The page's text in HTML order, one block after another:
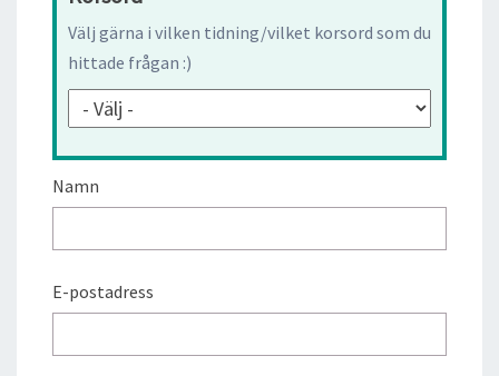
Välj gärna i vilken tidning/vilket korsord som du
hittade frågan :)
Namn
E-postadress